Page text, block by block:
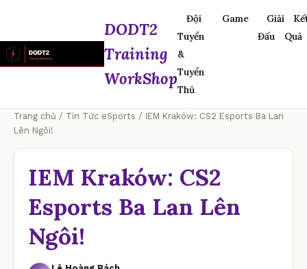
DODT2
Training
WorkShop
Đội
Tuyển
&
Tuyển
Thủ
Game
Giải
Đấu
Quả
Trang chủ / Tin Tức eSports / IEM Kraków: CS2 Esports Ba Lan
Lên Ngôi!
IEM Kraków: CS2
Esports Ba Lan Lên
Ngôi!